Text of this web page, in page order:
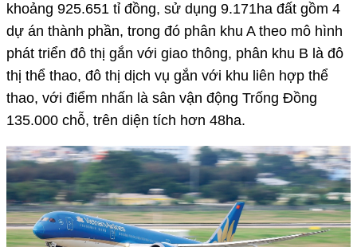
khoảng 925.651 tỉ đồng, sử dụng 9.171ha đất gồm 4
dự án thành phần, trong đó phân khu A theo mô hình
phát triển đô thị gắn với giao thông, phân khu B là đô
thị thể thao, đô thị dịch vụ gắn với khu liên hợp thể
thao, với điểm nhấn là sân vận động Trống Đồng
135.000 chỗ, trên diện tích hơn 48ha.